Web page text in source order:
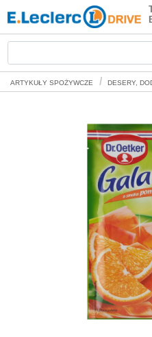
Dr. Oetker
pomarańczowym
ARTYKUŁY SPOŻYWCZE DESERY,